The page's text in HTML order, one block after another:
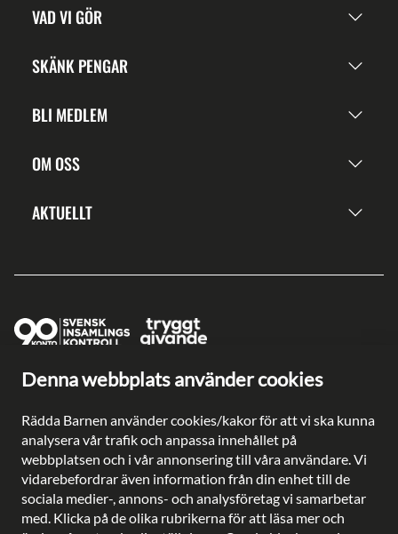
Denna webbplats använder cookies
Rädda Barnen använder cookies/kakor för att vi ska kunna
analysera vår trafik och anpassa innehållet på
webbplatsen och i vår annonsering till våra användare. Vi
vidarebefordrar även information från din enhet till de
sociala medier-, annons- och analysföretag vi samarbetar
med. Klicka på de olika rubrikerna för att läsa mer och
VAD VI GÖR
SKÄNK PENGAR
BLI MEDLEM
OM OSS
AKTUELLT
Ge en gåva direkt
Plusgiro: 90 2003-3
Bankgiro: 902-0033
Säkra betalningar med